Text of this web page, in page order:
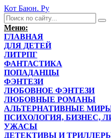
Кот Баюн. Ру
Меню:
ГЛАВНАЯ
ДЛЯ ДЕТЕЙ
ЛИТРПГ
ФАНТАСТИКА
ПОПАДАНЦЫ
ФЭНТЕЗИ
ЛЮБОВНОЕ ФЭНТЕЗИ
ЛЮБОВНЫЕ РОМАНЫ
АЛЬТЕРНАТИВНЫЕ
ПСИХОЛОГИЯ, БИЗНЕС,
УЖАСЫ
ДЕТЕКТИВЫ И